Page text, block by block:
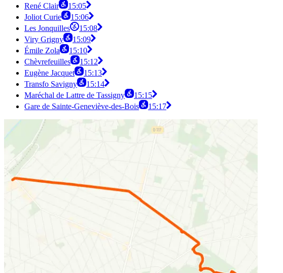
René Clair
15:05
Joliot Curie
15:06
Les Jonquilles
15:08
Viry Grigny
15:09
Émile Zola
15:10
Chèvrefeuilles
15:12
Eugène Jacquet
15:13
Transfo Savigny
15:14
Maréchal de Lattre de Tassigny
15:15
Gare de Sainte-Geneviève-des-Bois
15:17